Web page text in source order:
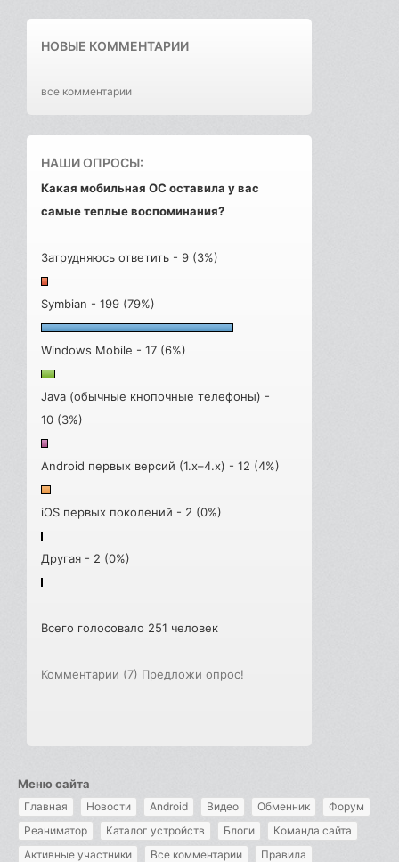
НОВЫЕ КОММЕНТАРИИ
все комментарии
НАШИ ОПРОСЫ:
Какая мобильная ОС оставила у вас
самые теплые воспоминания?
Затрудняюсь ответить - 9 (3%)
Symbian - 199 (79%)
Windows Mobile - 17 (6%)
Java (обычные кнопочные телефоны) -
10 (3%)
Android первых версий (1.x–4.x) - 12 (4%)
iOS первых поколений - 2 (0%)
Другая - 2 (0%)
Всего голосовало 251 человек
Комментарии (7) Предложи опрос!
Меню сайта
Главная Новости Android Видео Обменник
Форум
Реаниматор
Каталог устройств Блоги
Команда сайта
Активные участники
Все комментарии Правила